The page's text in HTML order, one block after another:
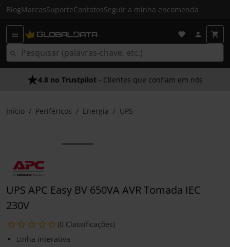
BlogMarcasSuporteContatosSeguir a minha encomenda
4.8 no Trustpilot - Clientes que confiam em nós
Início Periféricos Energia UPS
UPS APC Easy BV 650VA AVR Tomada IEC
230V
(0 Classificações)
Linha interativa